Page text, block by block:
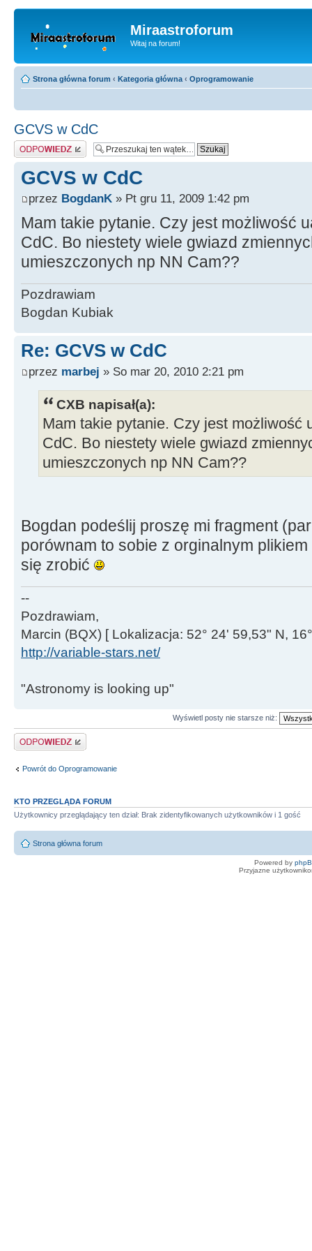
Miraastroforum
Witaj na forum!
Strona główna forum ‹ Kategoria główna ‹ Oprogramowanie
GCVS w CdC
Odpowiedz
GCVS w CdC
przez BogdanK » Pt gru 11, 2009 1:42 pm
Mam takie pytanie. Czy jest możliwość
CdC. Bo niestety wiele gwiazd
umieszczonych np NN Cam??
Pozdrawiam
Bogdan Kubiak
Re: GCVS w CdC
przez marbej » So mar 20, 2010 2:21 pm
CXB napisał(a):
Mam takie pytanie. Czy jest możliwość
CdC. Bo niestety wiele gwiazd
umieszczonych np NN Cam??
Bogdan podeślij proszę mi fragment
porównam to sobie z orginalnym
się zrobić
--
Pozdrawiam,
Marcin (BQX) [ Lokalizacja: 52° 24' 59,53" N,
http://variable-stars.net/
"Astronomy is looking up"
Wyświetl posty nie starsze niż:
Odpowiedz
Powrót do Oprogramowanie
KTO PRZEGLĄDA FORUM
Użytkownicy przeglądający ten dział: Brak zidentyfikowanych użytkowników i 1 gość
Strona główna forum
Powered by
Przyjazne